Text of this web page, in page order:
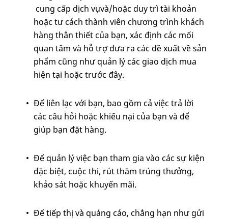
cung cấp dịch vụvà/hoặc duy trì tài khoản
hoặc tư cách thành viên chương trình khách
hàng thân thiết của bạn, xác định các mối
quan tâm và hỗ trợ đưa ra các đề xuất về sản
phẩm cũng như quản lý các giao dịch mua
hiện tại hoặc trước đây.
Để liên lạc với bạn, bao gồm cả việc trả lời
các câu hỏi hoặc khiếu nại của bạn và để
giúp bạn đặt hàng.
Để quản lý việc bạn tham gia vào các sự kiện
đặc biệt, cuộc thi, rút thăm trúng thưởng,
khảo sát hoặc khuyến mãi.
Để tiếp thị và quảng cáo, chẳng hạn như gửi